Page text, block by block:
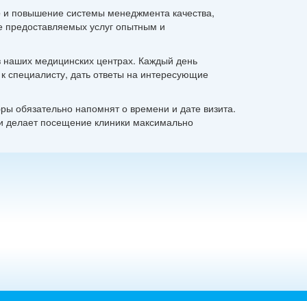
повышение системы менеджмента качества,
предоставляемых услуг опытным и
наших медицинских центрах. Каждый день
дать ответы на интересующие
обязательно напомнят о времени и дате визита.
делает посещение клиники максимально